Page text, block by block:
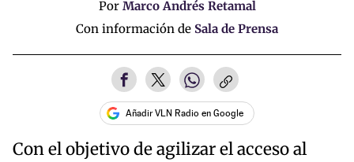
Por Marco Andrés Retamal
Con información de Sala de Prensa
Añadir VLN Radio en Google
Con el objetivo de agilizar el acceso al